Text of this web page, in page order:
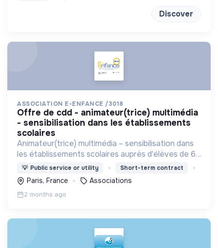
Discover
ASSOCIATION E-ENFANCE /3018
offre de cdd - animateur(trice) multimédia
- sensibilisation dans les établissements
scolaires
Animateur(trice) multimédia – sensibilisation dans
les établissements scolaires auprès d'élèves de 6
à 18 ans et auprès d'adultes (parents et
professionnels).
💡 Public service or utility Short-term contract
Paris, France Associations
2 months ago